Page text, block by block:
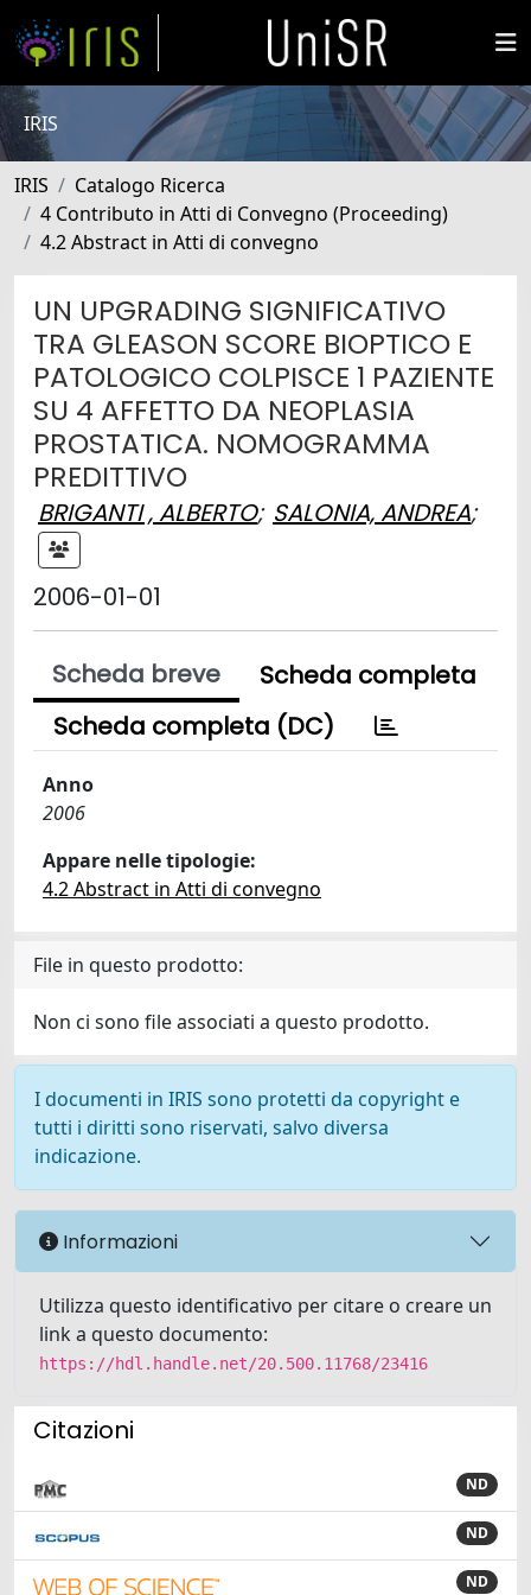
IRIS
IRIS
Catalogo Ricerca
4 Contributo in Atti di Convegno (Proceeding)
4.2 Abstract in Atti di convegno
UN UPGRADING SIGNIFICATIVO
TRA GLEASON SCORE BIOPTICO E
PATOLOGICO COLPISCE 1 PAZIENTE
SU 4 AFFETTO DA NEOPLASIA
PROSTATICA. NOMOGRAMMA
PREDITTIVO
BRIGANTI , ALBERTO; SALONIA, ANDREA;
2006-01-01
Scheda breve
Scheda completa
Scheda completa (DC)
Anno
2006
Appare nelle tipologie:
4.2 Abstract in Atti di convegno
File in questo prodotto:
Non ci sono file associati a questo prodotto.
I documenti in IRIS sono protetti da copyright e
tutti i diritti sono riservati, salvo diversa
indicazione.
Informazioni
Utilizza questo identificativo per citare o creare un
link a questo documento:
https://hdl.handle.net/20.500.11768/23416
Citazioni
ND
ND
ND